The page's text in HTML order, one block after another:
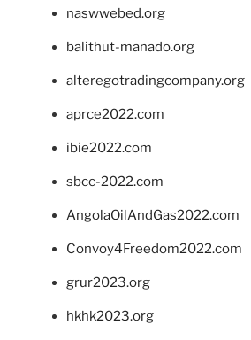
naswwebed.org
balithut-manado.org
alteregotradingcompany.org
aprce2022.com
ibie2022.com
sbcc-2022.com
AngolaOilAndGas2022.com
Convoy4Freedom2022.com
grur2023.org
hkhk2023.org